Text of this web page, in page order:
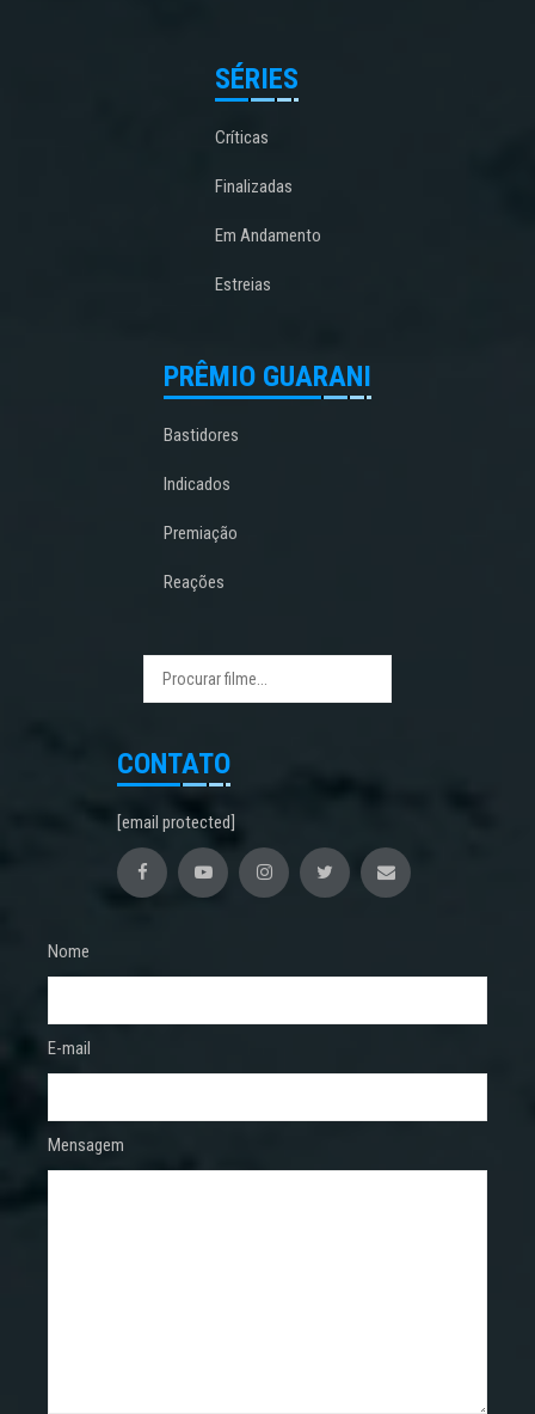
SÉRIES
Críticas
Finalizadas
Em Andamento
Estreias
PRÊMIO GUARANI
Bastidores
Indicados
Premiação
Reações
CONTATO
[email protected]
Nome
E-mail
Mensagem